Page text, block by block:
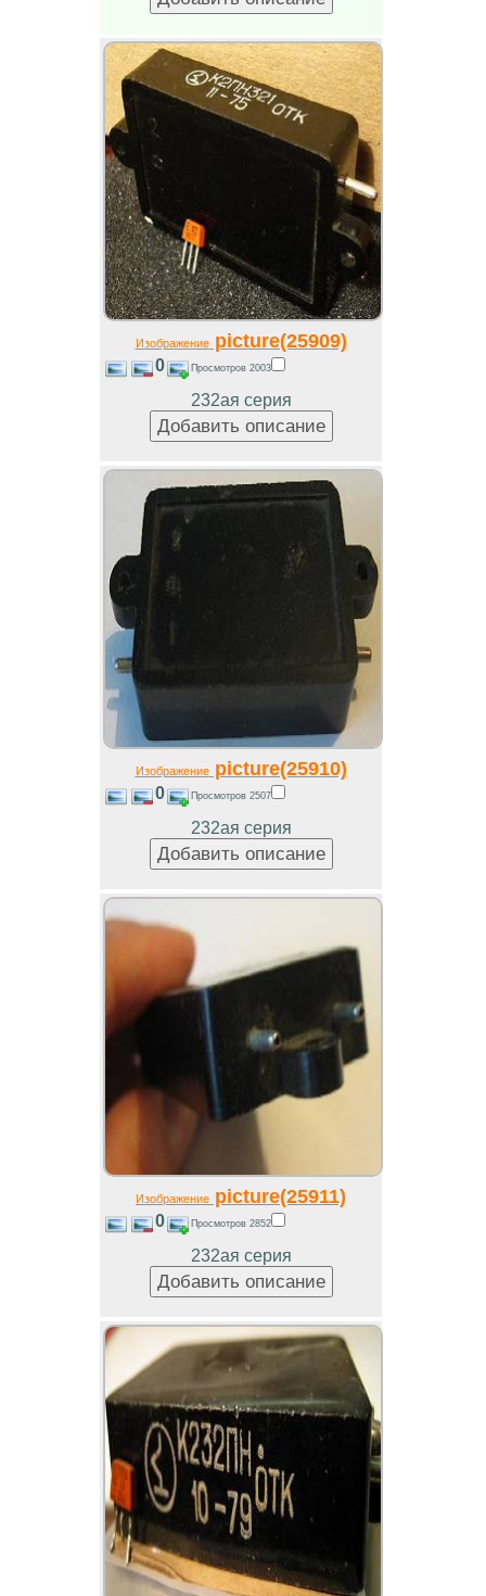
Изображениеpicture(25909)
0 Просмотров 2003
232ая серия
Изображениеpicture(25910)
0 Просмотров 2507
232ая серия
Изображение picture(25911)
0 Просмотров 2852
232ая серия